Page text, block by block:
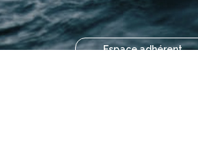
Espace adhérent